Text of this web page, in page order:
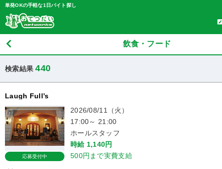
単発OKの手軽な1日バイト探し
飲食・フード
検索結果440
Laugh Full’s
応募受付中
2026/08/11（火）
17:00～ 21:00
ホールスタッフ
時給 1,140円
500円まで実費支給